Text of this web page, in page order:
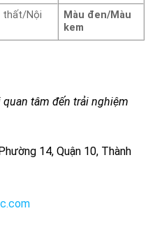
thất/Nội
Màu đen/Màu
kem
tâm đến trải nghiệm
14, Quận 10, Thành